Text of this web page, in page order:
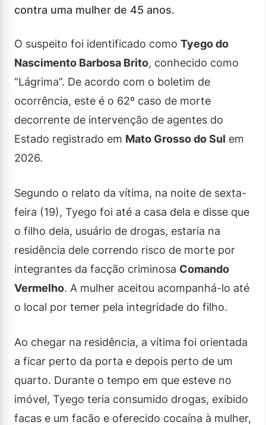
contra uma mulher de 45 anos.
O suspeito foi identificado como Tyego do
Nascimento Barbosa Brito, conhecido como
“Lágrima”. De acordo com o boletim de
ocorrência, este é o 62º caso de morte
decorrente de intervenção de agentes do
Estado registrado em Mato Grosso do Sul em
2026.
Segundo o relato da vítima, na noite de sexta-
feira (19), Tyego foi até a casa dela e disse que
o filho dela, usuário de drogas, estaria na
residência dele correndo risco de morte por
integrantes da facção criminosa Comando
Vermelho. A mulher aceitou acompanhá-lo até
o local por temer pela integridade do filho.
Ao chegar na residência, a vítima foi orientada
a ficar perto da porta e depois perto de um
quarto. Durante o tempo em que esteve no
imóvel, Tyego teria consumido drogas, exibido
facas e um facão e oferecido cocaína à mulher,